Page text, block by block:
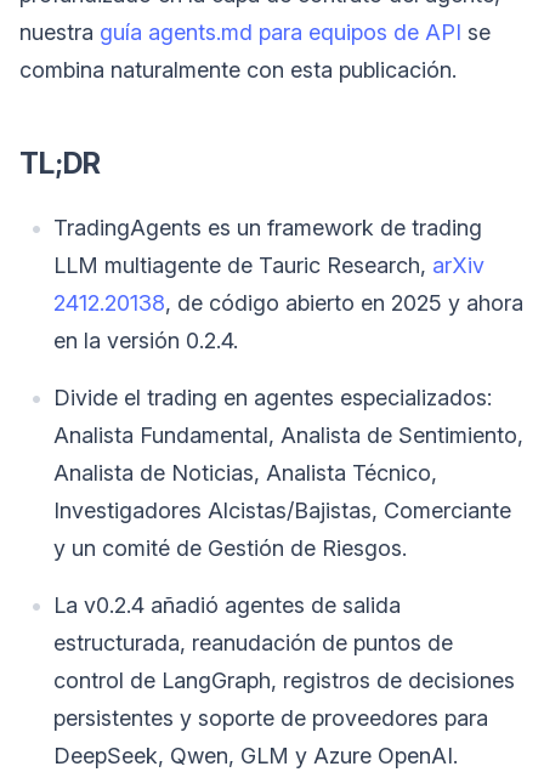
nuestra guía agents.md para equipos de API se
combina naturalmente con esta publicación.
TL;DR
TradingAgents es un framework de trading
LLM multiagente de Tauric Research, arXiv
2412.20138, de código abierto en 2025 y ahora
en la versión 0.2.4.
Divide el trading en agentes especializados:
Analista Fundamental, Analista de Sentimiento,
Analista de Noticias, Analista Técnico,
Investigadores Alcistas/Bajistas, Comerciante
y un comité de Gestión de Riesgos.
La v0.2.4 añadió agentes de salida
estructurada, reanudación de puntos de
control de LangGraph, registros de decisiones
persistentes y soporte de proveedores para
DeepSeek, Qwen, GLM y Azure OpenAI.